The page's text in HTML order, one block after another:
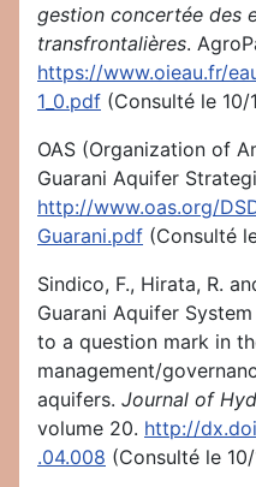
gestion concertée des
transfrontalières.
https://www.oieau.fr/
1_0.pdf (Consulté le 10/
OAS (Organization of
Guarani Aquifer
http://www.oas.org/
Guarani.pdf (Consulté
Sindico, F., Hirata, R.
Guarani Aquifer
to a question mark in
management/
aquifers. Journal of
volume 20. http://
.04.008 (Consulté le